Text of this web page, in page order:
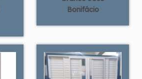
Bonifácio